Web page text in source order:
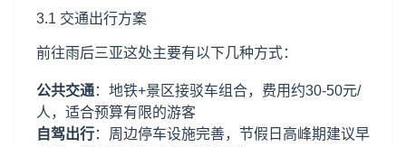
3.1 交通出行方案
前往雨后三亚这处主要有以下几种方式：
公共交通：地铁+景区接驳车组合，费用约30-50元/
人，适合预算有限的游客
自驾出行：周边停车设施完善，节假日高峰期建议早